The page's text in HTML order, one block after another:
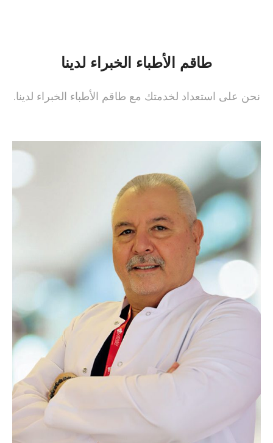
طاقم الأطباء الخبراء لدينا
نحن على استعداد لخدمتك مع طاقم الأطباء الخبراء لدينا.